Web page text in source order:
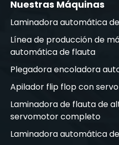
Nuestras Máquinas
Laminadora automática
Línea de producción de
automática de flauta
Plegadora encoladora
Apilador flip flop con
Laminadora de flauta de
servomotor completo
Laminadora automática